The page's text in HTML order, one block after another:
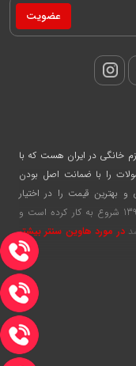
عضویت
خانگی در ایران هست که با
را با ضمانت اصل بودن
بهترین قیمت را در اختیار
مشتریان عزیز قرار می دهد. این فروشگاه از سال 1394 شروع به کار کرده است و
در مورد هاوین سنتر بیشتر